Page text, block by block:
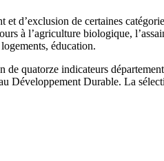
d’exclusion de certaines
à l’agriculture biologique,
éducation.
de quatorze indicateurs
Développement Durable. La